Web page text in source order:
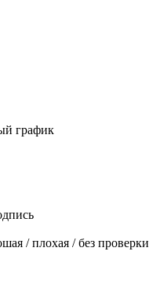
график
/ плохая / без проверки